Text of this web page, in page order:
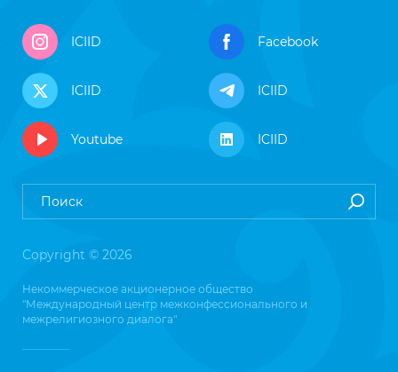
ICIID Facebook
ICIID ICIID
Youtube ICIID
Copyright © 2026
Некоммерческое акционерное общество
"Международный центр межконфессионального и
межрелигиозного диалога"